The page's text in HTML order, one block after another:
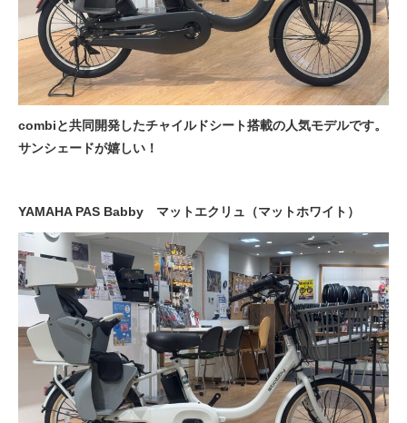
メディア
求人情報
募集中の求人情報
その他
お問い合わせ
会社概要
combiと共同開発したチャイルドシート搭載の人気モデルです。
サンシェードが嬉しい！
YAMAHA PAS Babby マットエクリュ（マットホワイト）